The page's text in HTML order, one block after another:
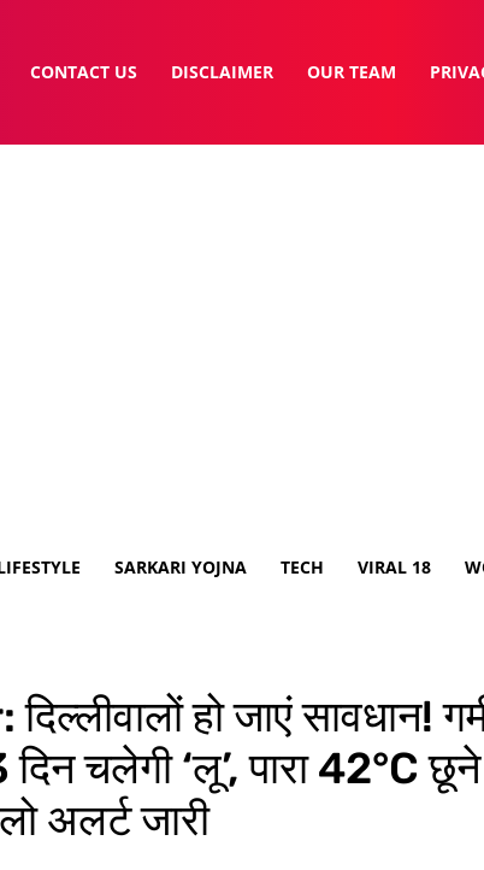
CONTACT US DISCLAIMER OUR TEAM
SARKARI YOJNA TECH VIRAL 18
हो जाएं सावधान!
चलेगी ‘लू’, पारा 42°C
अलर्ट जारी